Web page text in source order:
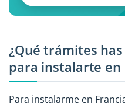
¿Qué trámites
para instalarte en
Para instalarme en